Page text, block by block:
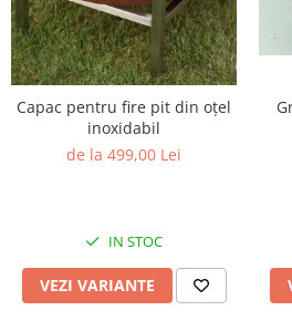
Capac pentru fire pit din oțel
inoxidabil
de la 499,00 Lei
IN STOC
VEZI VARIANTE